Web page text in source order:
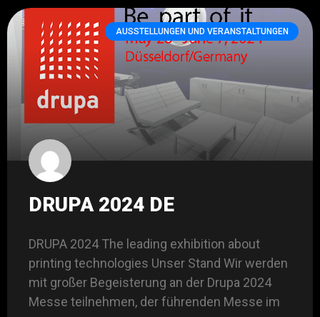
AUSSTELLUNGEN UND VERANSTALTUNGEN
DRUPA 2024 DE
DRUPA 2024 The leading exhibition about
printing technologies Unser Stand Wir werden
mit großer Begeisterung an der Drupa 2024
Messe teilnehmen, der führenden Messe im